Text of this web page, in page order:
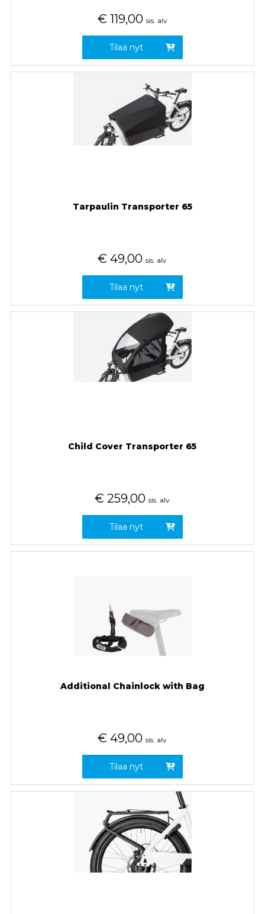
€ 119,00 sis. alv
Tilaa nyt
Tarpaulin Transporter 65
€ 49,00 sis. alv
Tilaa nyt
Child Cover Transporter 65
€ 259,00 sis. alv
Tilaa nyt
Additional Chainlock with Bag
€ 49,00 sis. alv
Tilaa nyt